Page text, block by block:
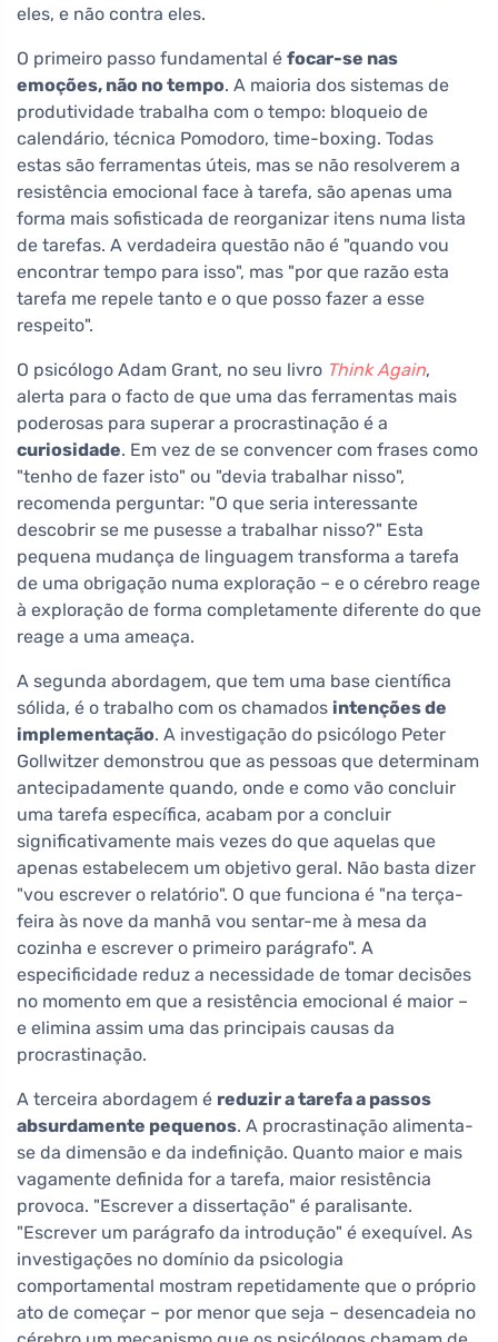
eles, e não contra eles.
O primeiro passo fundamental é focar-se nas
emoções, não no tempo. A maioria dos sistemas de
produtividade trabalha com o tempo: bloqueio de
calendário, técnica Pomodoro, time-boxing. Todas
estas são ferramentas úteis, mas se não resolverem a
resistência emocional face à tarefa, são apenas uma
forma mais sofisticada de reorganizar itens numa lista
de tarefas. A verdadeira questão não é "quando vou
encontrar tempo para isso", mas "por que razão esta
tarefa me repele tanto e o que posso fazer a esse
respeito".
O psicólogo Adam Grant, no seu livro Think Again,
alerta para o facto de que uma das ferramentas mais
poderosas para superar a procrastinação é a
curiosidade. Em vez de se convencer com frases como
"tenho de fazer isto" ou "devia trabalhar nisso",
recomenda perguntar: "O que seria interessante
descobrir se me pusesse a trabalhar nisso?" Esta
pequena mudança de linguagem transforma a tarefa
de uma obrigação numa exploração – e o cérebro reage
à exploração de forma completamente diferente do que
reage a uma ameaça.
A segunda abordagem, que tem uma base científica
sólida, é o trabalho com os chamados intenções de
implementação. A investigação do psicólogo Peter
Gollwitzer demonstrou que as pessoas que determinam
antecipadamente quando, onde e como vão concluir
uma tarefa específica, acabam por a concluir
significativamente mais vezes do que aquelas que
apenas estabelecem um objetivo geral. Não basta dizer
"vou escrever o relatório". O que funciona é "na terça-
feira às nove da manhã vou sentar-me à mesa da
cozinha e escrever o primeiro parágrafo". A
especificidade reduz a necessidade de tomar decisões
no momento em que a resistência emocional é maior –
e elimina assim uma das principais causas da
procrastinação.
A terceira abordagem é reduzir a tarefa a passos
absurdamente pequenos. A procrastinação alimenta-
se da dimensão e da indefinição. Quanto maior e mais
vagamente definida for a tarefa, maior resistência
provoca. "Escrever a dissertação" é paralisante.
"Escrever um parágrafo da introdução" é exequível. As
investigações no domínio da psicologia
comportamental mostram repetidamente que o próprio
ato de começar – por menor que seja – desencadeia no